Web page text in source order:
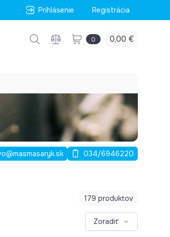
Prihlásenie Registrácia
0 0,00 €
034/6946220
179 produktov
Zoradiť